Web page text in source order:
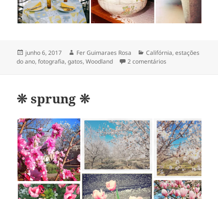
Publicado
em
junho 6, 2017 Autor
Fer Guimaraes Rosa Categorias
Califórnia,estações
do ano,fotografia,gatos,Woodland 2 comentários
❊ sprung ❊